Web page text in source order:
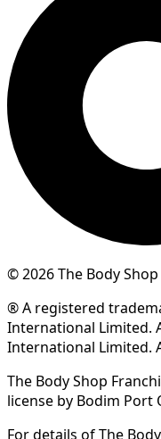
© 2026 The Body
® A registered
International Limited.
International Limited.
The Body Shop
license by Bodim Port
For details of The